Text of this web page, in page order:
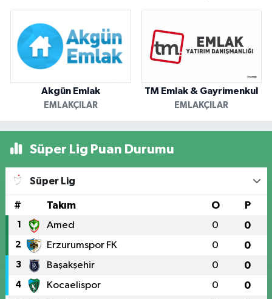
Akgün Emlak
EMLAKÇILAR
TM Emlak & Gayrimenkul
EMLAKÇILAR
Süper Lig Puan Durumu
Süper Lig
# Takım O P
1 Amed 0 0
2 Erzurumspor FK 0 0
3 Başakşehir 0 0
4 Kocaelispor 0 0